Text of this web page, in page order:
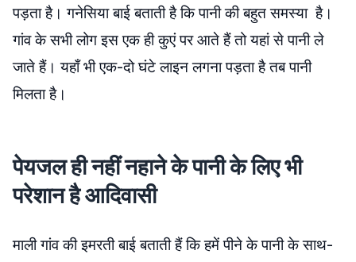
पड़ता है। गनेसिया बाई बताती है कि पानी की बहुत समस्या है।
गांव के सभी लोग इस एक ही कुएं पर आते हैं तो यहां से पानी ले
जाते हैं। यहाँ भी एक-दो घंटे लाइन लगना पड़ता है तब पानी
मिलता है।
पेयजल ही नहीं नहाने के पानी के लिए भी
परेशान है आदिवासी
माली गांव की इमरती बाई बताती हैं कि हमें पीने के पानी के साथ-